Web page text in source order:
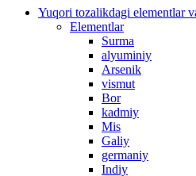
Yuqori tozalikdagi elementlar
Elementlar
Surma
alyuminiy
Arsenik
vismut
Bor
kadmiy
Mis
Galiy
germaniy
Indiy